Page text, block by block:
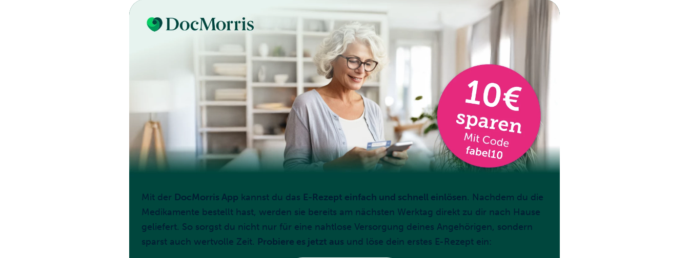
Mit der DocMorris App kannst du das E-Rezept einfach und schnell einlösen. Nachdem du die
Medikamente bestellt hast, werden sie bereits am nächsten Werktag direkt zu dir nach Hause
geliefert. So sorgst du nicht nur für eine nahtlose Versorgung deines Angehörigen, sondern
sparst auch wertvolle Zeit. Probiere es jetzt aus und löse dein erstes E-Rezept ein: